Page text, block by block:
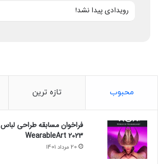
رویدادی پیدا نشد!
محبوب تازه ترین
WearableArt 2023
20 مرداد 1401